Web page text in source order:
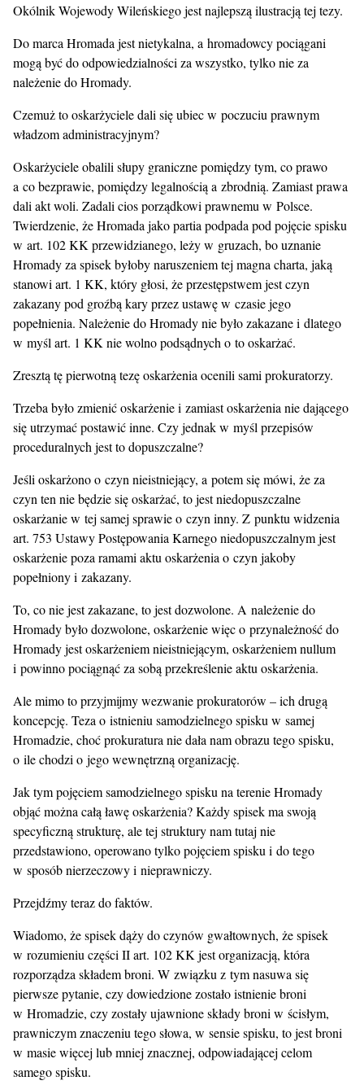
Okólnik Wojewody Wileńskiego jest najlepszą ilustracją tej tezy.
Do marca Hromada jest nietykalna, a hromadowcy pociągani
mogą być do odpowiedzialności za wszystko, tylko nie za
należenie do Hromady.
Czemuż to oskarżyciele dali się ubiec w poczuciu prawnym
władzom administracyjnym?
Oskarżyciele obalili słupy graniczne pomiędzy tym, co prawo
a co bezprawie, pomiędzy legalnością a zbrodnią. Zamiast prawa
dali akt woli. Zadali cios porządkowi prawnemu w Polsce.
Twierdzenie, że Hromada jako partia podpada pod pojęcie spisku
w art. 102 KK przewidzianego, leży w gruzach, bo uznanie
Hromady za spisek byłoby naruszeniem tej magna charta, jaką
stanowi art. 1 KK, który głosi, że przestępstwem jest czyn
zakazany pod groźbą kary przez ustawę w czasie jego
popełnienia. Należenie do Hromady nie było zakazane i dlatego
w myśl art. 1 KK nie wolno podsądnych o to oskarżać.
Zresztą tę pierwotną tezę oskarżenia ocenili sami prokuratorzy.
Trzeba było zmienić oskarżenie i zamiast oskarżenia nie dającego
się utrzymać postawić inne. Czy jednak w myśl przepisów
proceduralnych jest to dopuszczalne?
Jeśli oskarżono o czyn nieistniejący, a potem się mówi, że za
czyn ten nie będzie się oskarżać, to jest niedopuszczalne
oskarżanie w tej samej sprawie o czyn inny. Z punktu widzenia
art. 753 Ustawy Postępowania Karnego niedopuszczalnym jest
oskarżenie poza ramami aktu oskarżenia o czyn jakoby
popełniony i zakazany.
To, co nie jest zakazane, to jest dozwolone. A należenie do
Hromady było dozwolone, oskarżenie więc o przynależność do
Hromady jest oskarżeniem nieistniejącym, oskarżeniem nullum
i powinno pociągnąć za sobą przekreślenie aktu oskarżenia.
Ale mimo to przyjmijmy wezwanie prokuratorów – ich drugą
koncepcję. Teza o istnieniu samodzielnego spisku w samej
Hromadzie, choć prokuratura nie dała nam obrazu tego spisku,
o ile chodzi o jego wewnętrzną organizację.
Jak tym pojęciem samodzielnego spisku na terenie Hromady
objąć można całą ławę oskarżenia? Każdy spisek ma swoją
specyficzną strukturę, ale tej struktury nam tutaj nie
przedstawiono, operowano tylko pojęciem spisku i do tego
w sposób nierzeczowy i nieprawniczy.
Przejdźmy teraz do faktów.
Wiadomo, że spisek dąży do czynów gwałtownych, że spisek
w rozumieniu części II art. 102 KK jest organizacją, która
rozporządza składem broni. W związku z tym nasuwa się
pierwsze pytanie, czy dowiedzione zostało istnienie broni
w Hromadzie, czy zostały ujawnione składy broni w ścisłym,
prawniczym znaczeniu tego słowa, w sensie spisku, to jest broni
w masie więcej lub mniej znacznej, odpowiadającej celom
samego spisku.